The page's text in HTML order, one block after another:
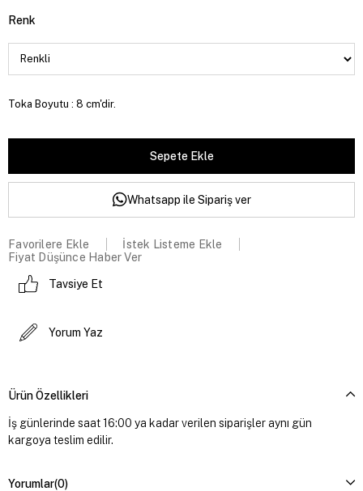
Renk
Toka Boyutu : 8 cm'dir.
Whatsapp ile Sipariş ver
Favorilere Ekle
İstek Listeme Ekle
Fiyat Düşünce Haber Ver
Tavsiye Et
Yorum Yaz
Ürün Özellikleri
İş günlerinde saat 16:00 ya kadar verilen siparişler aynı gün
kargoya teslim edilir.
Yorumlar(0)